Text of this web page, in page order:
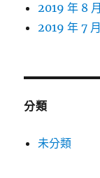
2019 年 8 月
2019 年 7 月
分類
未分類